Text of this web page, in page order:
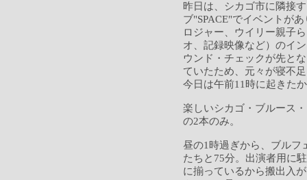
昨日は、シカゴ市に隣接
ブ"SPACE"でイベントが
ロジャー、ウイリー親子
オ、記録映像など）のイ
ウンド・チェックが先と
ていたため、元々が寝不
今日は午前11時に起きた
楽しいシカゴ・ブルース
の2本のみ。
昼の1時過ぎから、ブルフ
たちと75分。出演者用に
に揃っているから搬出入